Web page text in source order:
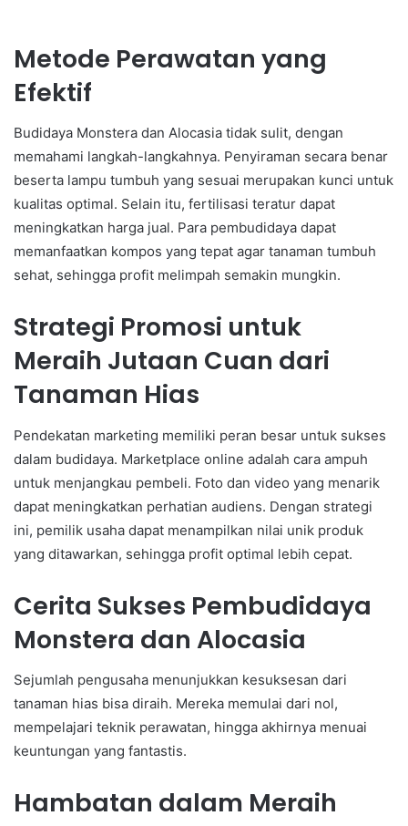
Metode Perawatan yang
Efektif
Budidaya Monstera dan Alocasia tidak sulit, dengan
memahami langkah-langkahnya. Penyiraman secara benar
beserta lampu tumbuh yang sesuai merupakan kunci untuk
kualitas optimal. Selain itu, fertilisasi teratur dapat
meningkatkan harga jual. Para pembudidaya dapat
memanfaatkan kompos yang tepat agar tanaman tumbuh
sehat, sehingga profit melimpah semakin mungkin.
Strategi Promosi untuk
Meraih Jutaan Cuan dari
Tanaman Hias
Pendekatan marketing memiliki peran besar untuk sukses
dalam budidaya. Marketplace online adalah cara ampuh
untuk menjangkau pembeli. Foto dan video yang menarik
dapat meningkatkan perhatian audiens. Dengan strategi
ini, pemilik usaha dapat menampilkan nilai unik produk
yang ditawarkan, sehingga profit optimal lebih cepat.
Cerita Sukses Pembudidaya
Monstera dan Alocasia
Sejumlah pengusaha menunjukkan kesuksesan dari
tanaman hias bisa diraih. Mereka memulai dari nol,
mempelajari teknik perawatan, hingga akhirnya menuai
keuntungan yang fantastis.
Hambatan dalam Meraih